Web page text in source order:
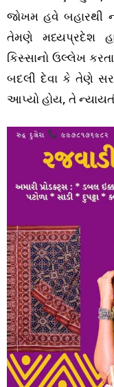
જોખમ હવે બહારથી
તેમણે મધ્યપ્રદેશ
કિસ્સાનો ઉલ્લેખ
બદલી દેવા કે તેણે
આપ્યો હોય, તે